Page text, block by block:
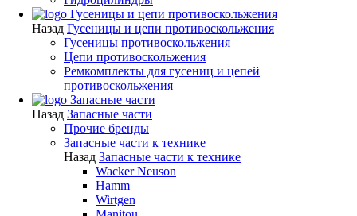
Гусеницы и цепи противоскольжения
Назад Гусеницы и цепи противоскольжения
Гусеницы противоскольжения
Цепи противоскольжения
Ремкомплекты для гусениц и цепей
противоскольжения
Запасные части
Назад Запасные части
Прочие бренды
Запасные части к технике
Назад Запасные части к технике
Wacker Neuson
Hamm
Wirtgen